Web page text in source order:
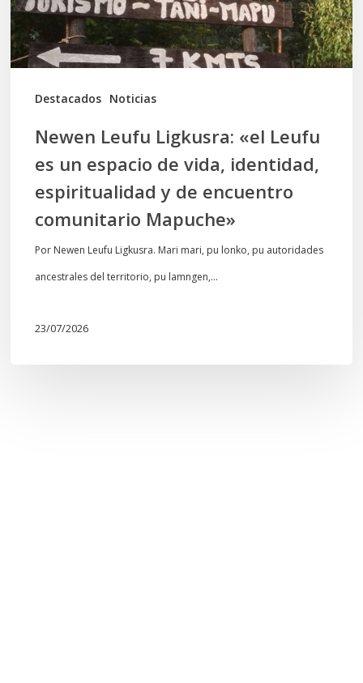
Destacados Noticias
un
espacio
de
vida,
espiritualidad
encuentro
comunitario
Mapuche»
Newen Leufu Ligkusra: «el Leufu
es un espacio de vida, identidad,
espiritualidad y de encuentro
comunitario Mapuche»
Por Newen Leufu Ligkusra. Mari mari, pu lonko, pu autoridades
ancestrales del territorio, pu lamngen,…
23/07/2026